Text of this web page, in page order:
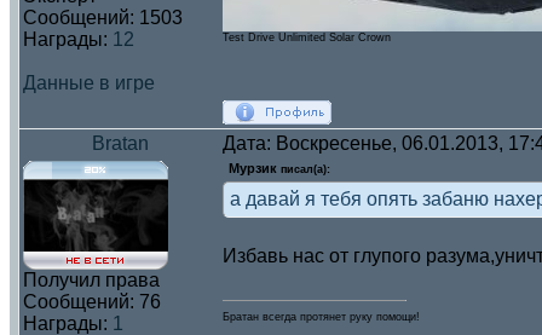
Сообщений: 1503
Награды: 12
Данные в игре
Test Drive Unlimited Solar Crown
Bratan Дата: Воскресенье, 06.01.2013,
Получил права
Сообщений: 76
Награды: 1
Мурзик писал(а):
а давай я тебя опять забаню
Избавь нас от глупого
Братан всегда протянет руку помощи!